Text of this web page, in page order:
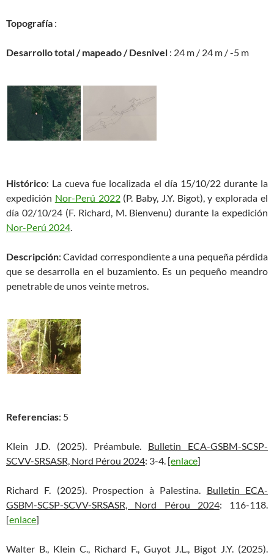
Topografía :
Desarrollo total / mapeado / Desnivel : 24 m / 24 m / -5 m
Histórico: La cueva fue localizada el día 15/10/22 durante la
expedición Nor-Perú 2022(P. Baby, J.Y. Bigot), y explorada el
día 02/10/24 (F. Richard, M. Bienvenu) durante la expedición
Nor-Perú 2024.
Descripción: Cavidad correspondiente a una pequeña pérdida
que se desarrolla en el buzamiento. Es un pequeño meandro
penetrable de unos veinte metros.
Referencias: 5
Klein J.D. (2025). Préambule. Bulletin ECA-GSBM-SCSP-
SCVV-SRSASR, Nord Pérou 2024: 3-4. [enlace]
Richard F. (2025). Prospection à Palestina. Bulletin ECA-
GSBM-SCSP-SCVV-SRSASR, Nord Pérou 2024: 116-118.
[enlace]
Walter B., Klein C., Richard F., Guyot J.L., Bigot J.Y. (2025).